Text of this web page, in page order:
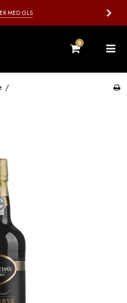
OG AFSENDER HHV. ONSDAG OG LØRDAG
0
/